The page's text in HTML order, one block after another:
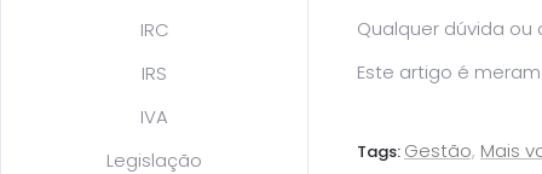
IRC
IRS
IVA
Legislação
Qualquer dúvida
Este artigo é
Tags: Gestão, Mais